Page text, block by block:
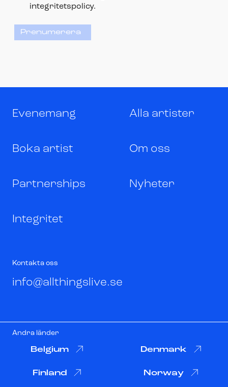
integritetspolicy.
Prenumerera
Evenemang Alla artister
Boka artist Om oss
Partnerships Nyheter
Integritet
Kontakta oss
info@allthingslive.se
Andra länder
Belgium Denmark
Finland Norway